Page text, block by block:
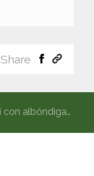
Share
Shakshuka marroquí con albóndigas y coriandro